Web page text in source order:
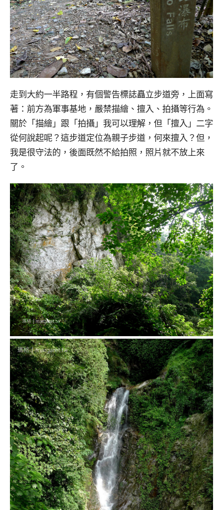
走到大約一半路程，有個警告標誌矗立步道旁，上面寫
著：前方為軍事基地，嚴禁描繪、擅入、拍攝等行為。
關於「描繪」跟「拍攝」我可以理解，但「擅入」二字
從何說起呢？這步道定位為親子步道，何來擅入？但，
我是很守法的，後面既然不給拍照，照片就不放上來
了。